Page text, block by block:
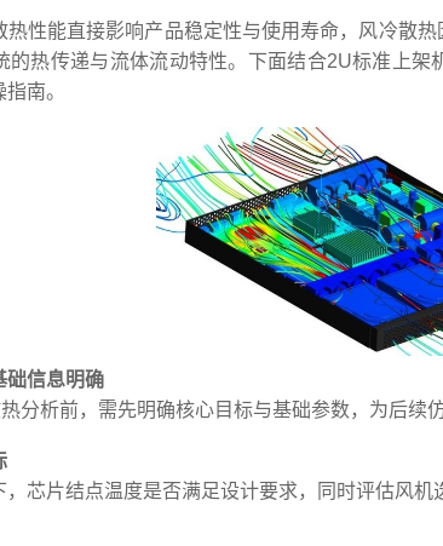
热性能直接影响产品稳定性与使用寿命，风冷散
的热传递与流体流动特性。下面结合2U标准上
南。
础信息明确
分析前，需先明确核心目标与基础参数，为后续
芯片结点温度是否满足设计要求，同时评估风